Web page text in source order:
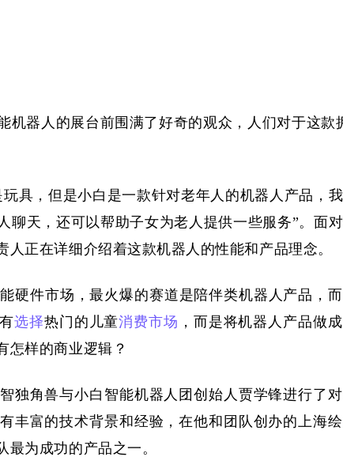
机器人的展台前围满了好奇的观众，人们对于这款
具，但是小白是一款针对老年人的机器人产品，
聊天，还可以帮助子女为老人提供一些服务”。面
正在详细介绍着这款机器人的性能和产品理念。
硬件市场，最火爆的赛道是陪伴类机器人产品，而
选择热门的儿童消费市场 ，而是将机器人产品做
怎样的商业逻辑？
独角兽与小白智能机器人团创始人贾学锋进行了
丰富的技术背景和经验，在他和团队创办的上海
为成功的产品之一。